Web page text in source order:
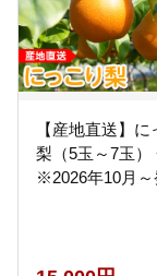
【産地直送】に
梨（5玉～7玉
※2026年10月～